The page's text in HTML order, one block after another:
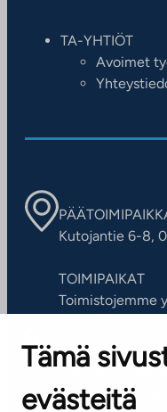
Tämä
evästeitä
TA-YHTIÖT
Avoimet
Kutojantie 6-8,
TOIMIPAIKAT
Toimistojemme
Puh. 045 7734
(arkisin klo 8-16)